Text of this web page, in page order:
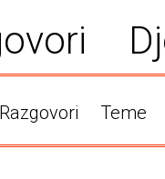
Razgovori Teme